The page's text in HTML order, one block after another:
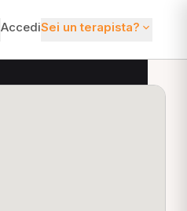
AccediSei un terapista?